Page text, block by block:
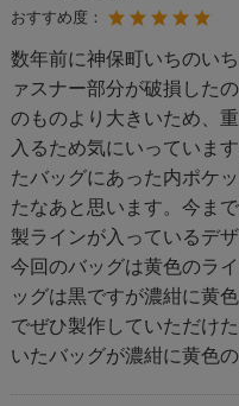
おすすめ度：
数年前に神保町いちのい
ァスナー部分が破損した
のものより大きいため、
入るため気にいっていま
たバッグにあった内ポケ
たなあと思います。今ま
製ラインが入っているデ
今回のバッグは黄色のラ
ッグは黒ですが濃紺に黄
でぜひ製作していただけ
いたバッグが濃紺に黄色